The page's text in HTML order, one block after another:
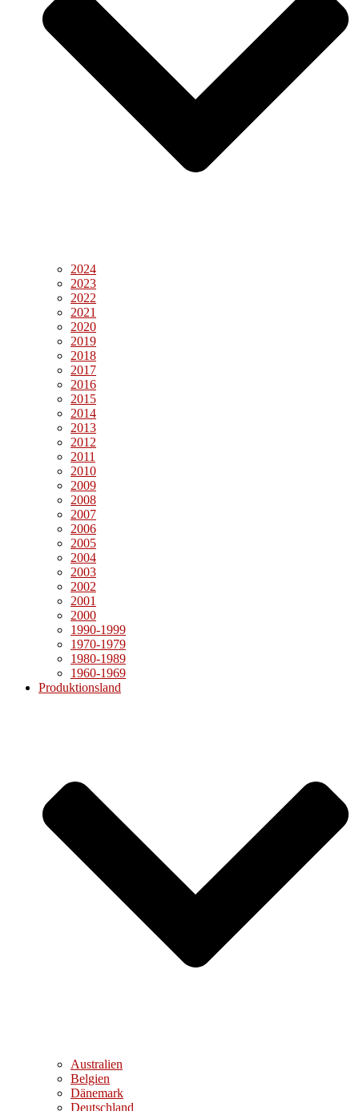
2024
2023
2022
2021
2020
2019
2018
2017
2016
2015
2014
2013
2012
2011
2010
2009
2008
2007
2006
2005
2004
2003
2002
2001
2000
1990-1999
1970-1979
1980-1989
1960-1969
Produktionsland
Australien
Belgien
Dänemark
Deutschland